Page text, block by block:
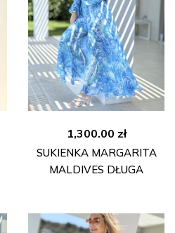
1,300.00 zł
SUKIENKA MARGARITA
MALDIVES DŁUGA